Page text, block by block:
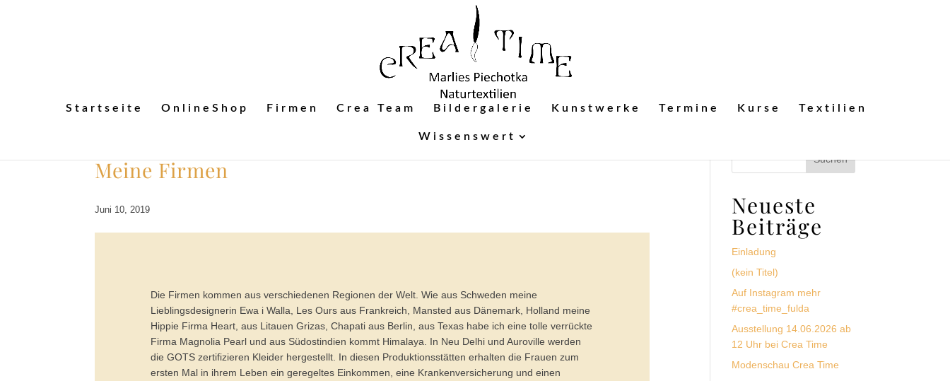
Startseite OnlineShop Firmen Crea Team Bildergalerie Kunstwerke Termine Kurse Textilien
Wissenswert
Meine Firmen
Juni 10, 2019
Die Firmen kommen aus verschiedenen Regionen der Welt. Wie aus Schweden meine
Lieblingsdesignerin Ewa i Walla, Les Ours aus Frankreich, Mansted aus Dänemark, Holland meine
Hippie Firma Heart, aus Litauen Grizas, Chapati aus Berlin, aus Texas habe ich eine tolle verrückte
Firma Magnolia Pearl und aus Südostindien kommt Himalaya. In Neu Delhi und Auroville werden
die GOTS zertifizieren Kleider hergestellt. In diesen Produktionsstätten erhalten die Frauen zum
ersten Mal in ihrem Leben ein geregeltes Einkommen, eine Krankenversicherung und einen
Neueste
Beiträge
Einladung
(kein Titel)
Auf Instagram mehr
#crea_time_fulda
Ausstellung 14.06.2026 ab
12 Uhr bei Crea Time
Modenschau Crea Time